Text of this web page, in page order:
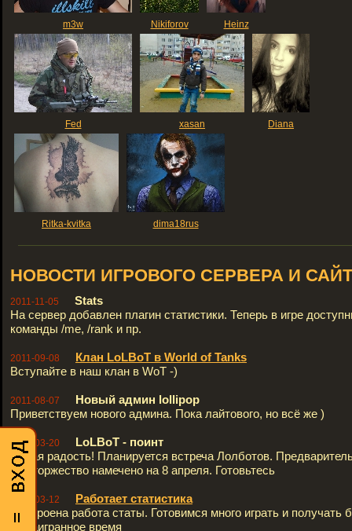
m3w Nikiforov Heinz
Fed xasan Diana
Ritka-kvitka dima18rus
НОВОСТИ ИГРОВОГО СЕРВЕРА И
2011-11-05
Stats
На сервер добавлен плагин статистики. Теперь в игре
команды /me, /rank и пр.
2011-09-08
Клан LoLBoT в World of Tanks
Вступайте в наш клан в WoT -)
2011-08-07
Новый админ lollipop
Приветствуем нового админа. Пока лайтового, но всё же )
2011-03-20
LoLBoT - поинт
Новая радость! Планируется встреча Лолботов.
сие торжество намечено на 8 апреля. Готовьтесь
2011-03-12
Работает статистика
Настроена работа статы. Готовимся много играть и получать
за наигранное время